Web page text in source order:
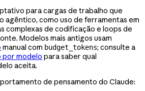
para cargas de trabalho que
agêntico, como uso de ferramentas em
complexas de codificação e loops de
Modelos mais antigos usam
manual com budget_tokens; consulte a
por modelo para saber qual
aceita.
de pensamento do Claude: